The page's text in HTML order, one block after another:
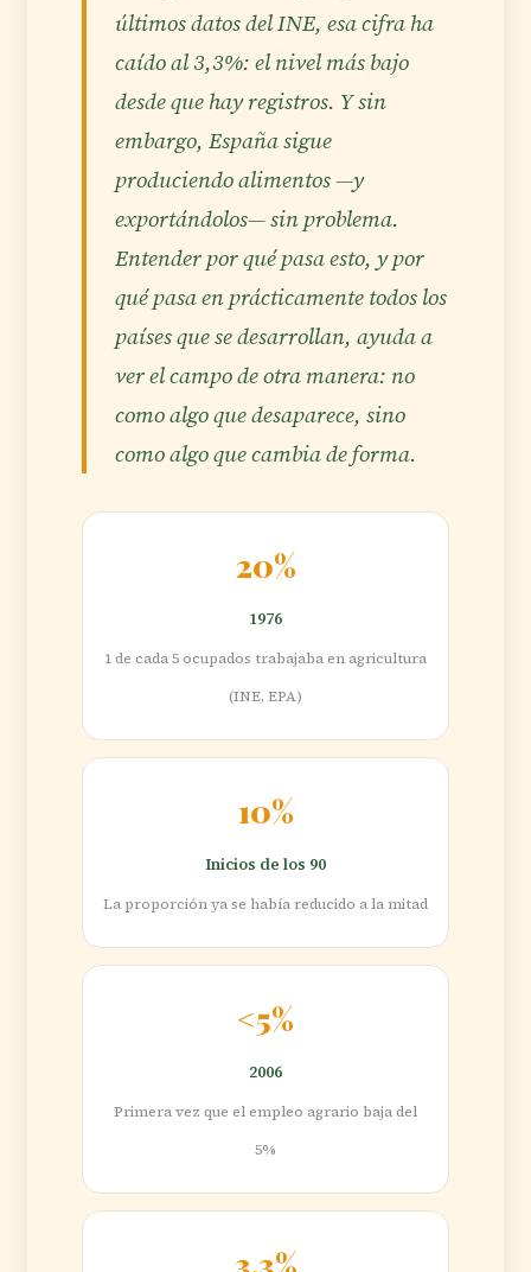
últimos datos del INE, esa cifra ha
caído al 3,3%: el nivel más bajo
desde que hay registros. Y sin
embargo, España sigue
produciendo alimentos —y
exportándolos— sin problema.
Entender por qué pasa esto, y por
qué pasa en prácticamente todos los
países que se desarrollan, ayuda a
ver el campo de otra manera: no
como algo que desaparece, sino
como algo que cambia de forma.
20%
1976
1 de cada 5 ocupados trabajaba en agricultura
(INE, EPA)
10%
Inicios de los 90
La proporción ya se había reducido a la mitad
<5%
2006
Primera vez que el empleo agrario baja del
5%